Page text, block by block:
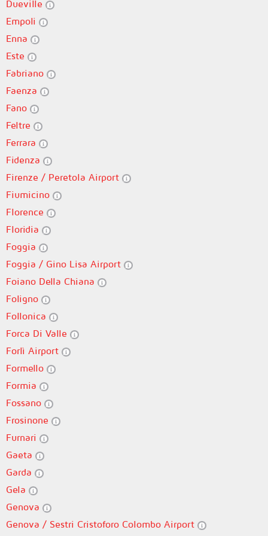
Dueville
Empoli
Enna
Este
Fabriano
Faenza
Fano
Feltre
Ferrara
Fidenza
Firenze / Peretola Airport
Fiumicino
Florence
Floridia
Foggia
Foggia / Gino Lisa Airport
Foiano Della Chiana
Foligno
Follonica
Forca Di Valle
Forlì Airport
Formello
Formia
Fossano
Frosinone
Furnari
Gaeta
Garda
Gela
Genova
Genova / Sestri Cristoforo Colombo Airport